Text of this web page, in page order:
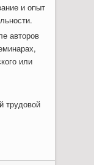
и опыт
авторов
или
трудовой